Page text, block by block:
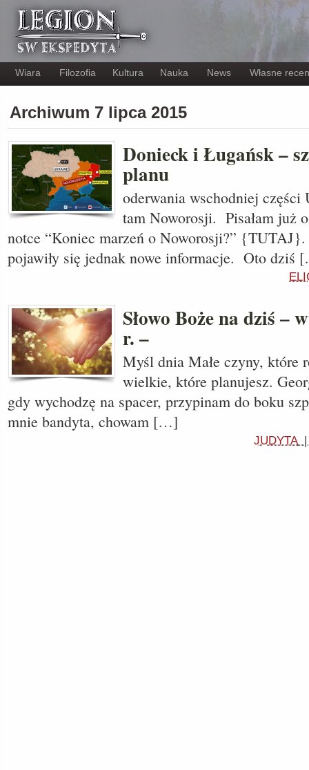
Wiara Filozofia Kultura Nauka News Własne
Archiwum 7 lipca 2015
Donieck i Ługańsk –
planu
oderwania wschodniej
tam Noworosji. Pisałam już
notce “Koniec marzeń o Noworosji?”
pojawiły się jednak nowe informacje. Oto dziś
Słowo Boże na dziś –
r. –
Myśl dnia Małe czyny, które
wielkie, które planujesz.
gdy wychodzę na spacer, przypinam do boku
mnie bandyta, chowam […]
JUDYTA